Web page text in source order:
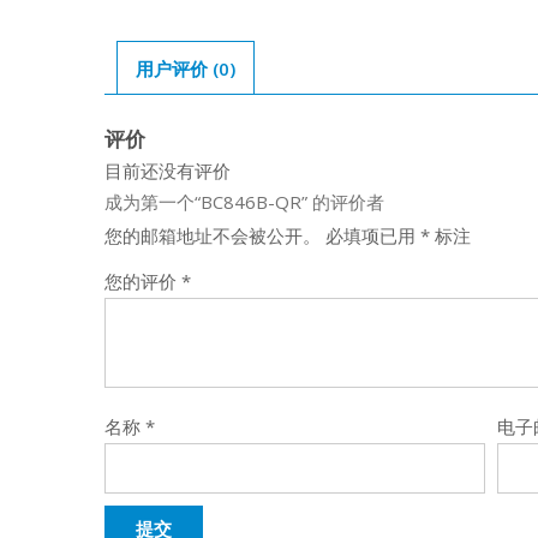
用户评价 (0)
评价
目前还没有评价
成为第一个“BC846B-QR” 的评价者
您的邮箱地址不会被公开。
必填项已用 * 标注
您的评价 *
名称 * 电